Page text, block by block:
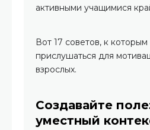
активными учащимися
Вот 17 советов, к которым
прислушаться для
взрослых.
Создавайте
уместный